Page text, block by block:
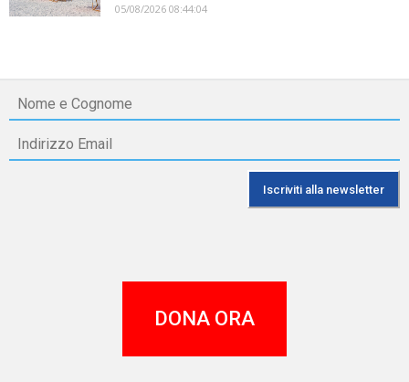
05/08/2026 08:44:04
DONA ORA